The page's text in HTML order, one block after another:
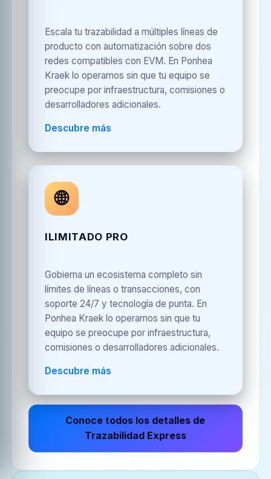
Escala tu trazabilidad a múltiples líneas de
producto con automatización sobre dos
redes compatibles con EVM. En Ponhea
Kraek lo operamos sin que tu equipo se
preocupe por infraestructura, comisiones o
desarrolladores adicionales.
Descubre más
🌐
ILIMITADO PRO
Gobierna un ecosistema completo sin
límites de líneas o transacciones, con
soporte 24/7 y tecnología de punta. En
Ponhea Kraek lo operamos sin que tu
equipo se preocupe por infraestructura,
comisiones o desarrolladores adicionales.
Descubre más
Conoce todos los detalles de
Trazabilidad Express